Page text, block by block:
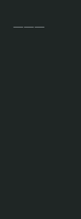
———